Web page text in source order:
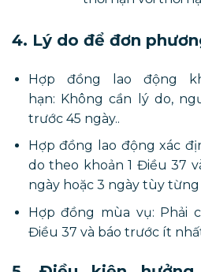
4. Lý do để đơn
Hợp đồng lao động
hạn: Không cần lý do,
trước 45 ngày..
Hợp đồng lao động xác
do theo khoản 1 Điều 37
ngày hoặc 3 ngày tùy
Hợp đồng mùa vụ: Phải
Điều 37 và báo trước ít